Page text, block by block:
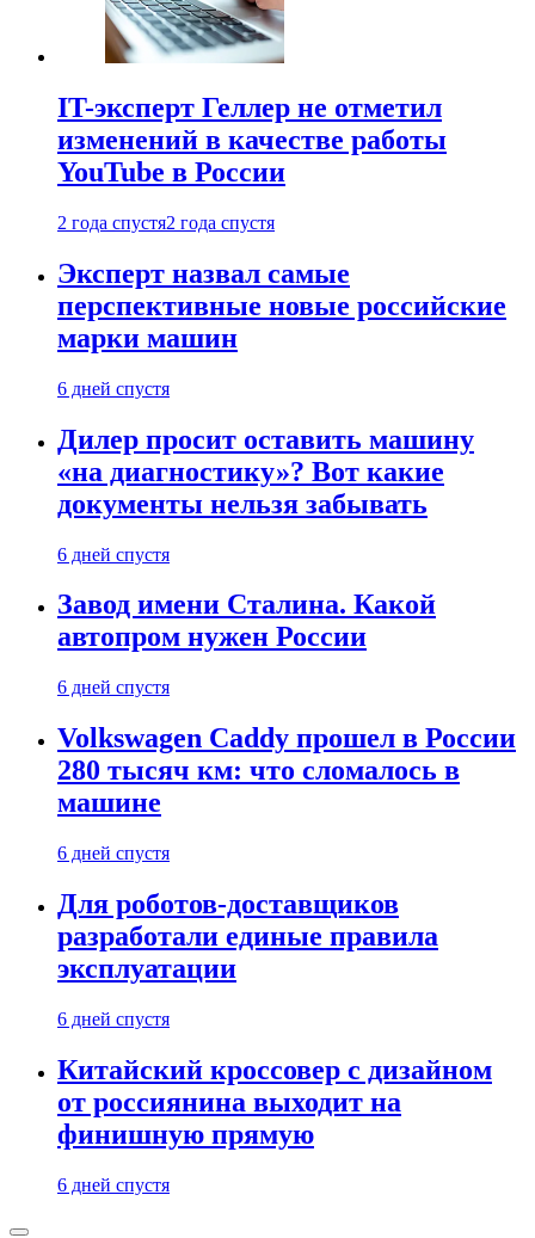
IT-эксперт Геллер не отметил
изменений в качестве работы
YouTube в России
2 года спустя2 года спустя
Эксперт назвал самые
перспективные новые российские
марки машин
6 дней спустя
Дилер просит оставить машину
«на диагностику»? Вот какие
документы нельзя забывать
6 дней спустя
Завод имени Сталина. Какой
автопром нужен России
6 дней спустя
Volkswagen Caddy прошел в России
280 тысяч км: что сломалось в
машине
6 дней спустя
Для роботов-доставщиков
разработали единые правила
эксплуатации
6 дней спустя
Китайский кроссовер с дизайном
от россиянина выходит на
финишную прямую
6 дней спустя